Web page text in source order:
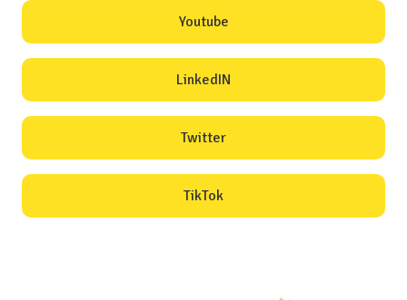
Youtube
LinkedIN
Twitter
TikTok